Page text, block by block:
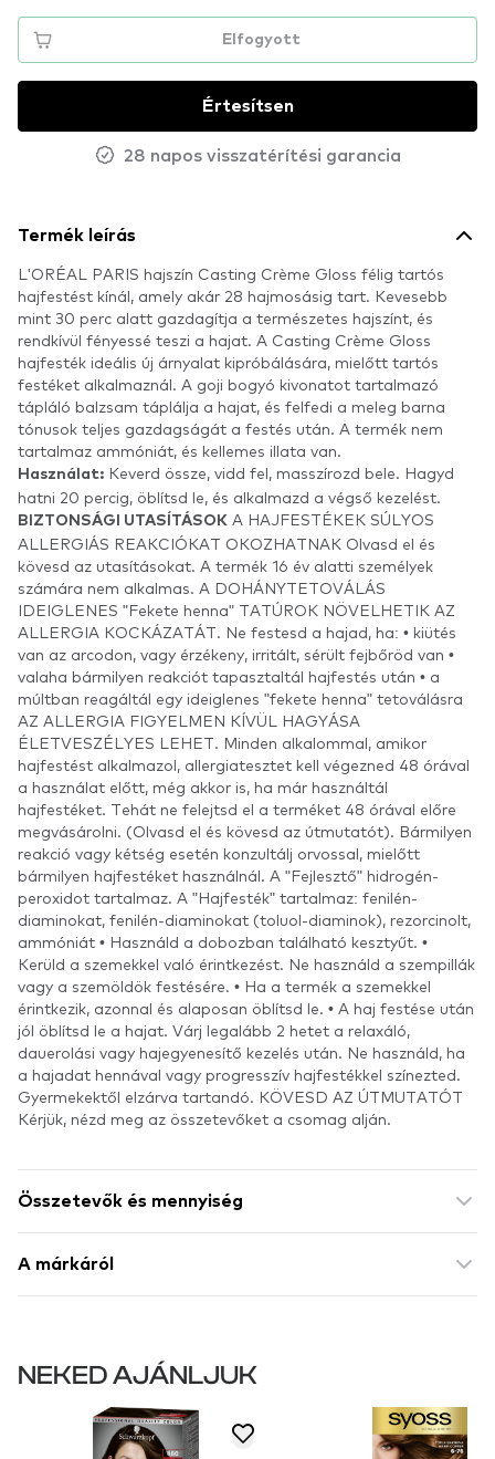
Elfogyott
Értesítsen
28 napos visszatérítési garancia
Termék leírás
L'ORÉAL PARIS hajszín Casting Crème Gloss félig tartós
hajfestést kínál, amely akár 28 hajmosásig tart. Kevesebb
mint 30 perc alatt gazdagítja a természetes hajszínt, és
rendkívül fényessé teszi a hajat. A Casting Crème Gloss
hajfesték ideális új árnyalat kipróbálására, mielőtt tartós
festéket alkalmaznál. A goji bogyó kivonatot tartalmazó
tápláló balzsam táplálja a hajat, és felfedi a meleg barna
tónusok teljes gazdagságát a festés után. A termék nem
tartalmaz ammóniát, és kellemes illata van.
Használat: Keverd össze, vidd fel, masszírozd bele. Hagyd
hatni 20 percig, öblítsd le, és alkalmazd a végső kezelést.
BIZTONSÁGI UTASÍTÁSOK A HAJFESTÉKEK SÚLYOS
ALLERGIÁS REAKCIÓKAT OKOZHATNAK Olvasd el és
kövesd az utasításokat. A termék 16 év alatti személyek
számára nem alkalmas. A DOHÁNYTETOVÁLÁS
IDEIGLENES "Fekete henna" TATÚROK NÖVELHETIK AZ
ALLERGIA KOCKÁZATÁT. Ne festesd a hajad, ha: • kiütés
van az arcodon, vagy érzékeny, irritált, sérült fejbőröd van •
valaha bármilyen reakciót tapasztaltál hajfestés után • a
múltban reagáltál egy ideiglenes "fekete henna" tetoválásra
AZ ALLERGIA FIGYELMEN KÍVÜL HAGYÁSA
ÉLETVESZÉLYES LEHET. Minden alkalommal, amikor
hajfestést alkalmazol, allergiatesztet kell végezned 48 órával
a használat előtt, még akkor is, ha már használtál
hajfestéket. Tehát ne felejtsd el a terméket 48 órával előre
megvásárolni. (Olvasd el és kövesd az útmutatót). Bármilyen
reakció vagy kétség esetén konzultálj orvossal, mielőtt
bármilyen hajfestéket használnál. A "Fejlesztő" hidrogén-
peroxidot tartalmaz. A "Hajfesték" tartalmaz: fenilén-
diaminokat, fenilén-diaminokat (toluol-diaminok), rezorcinolt,
ammóniát • Használd a dobozban található kesztyűt. •
Kerüld a szemekkel való érintkezést. Ne használd a szempillák
vagy a szemöldök festésére. • Ha a termék a szemekkel
érintkezik, azonnal és alaposan öblítsd le. • A haj festése után
jól öblítsd le a hajat. Várj legalább 2 hetet a relaxáló,
dauerolási vagy hajegyenesítő kezelés után. Ne használd, ha
a hajadat hennával vagy progresszív hajfestékkel színezted.
Gyermekektől elzárva tartandó. KÖVESD AZ ÚTMUTATÓT
Kérjük, nézd meg az összetevőket a csomag alján.
Összetevők és mennyiség
A márkáról
NEKED AJÁNLJUK